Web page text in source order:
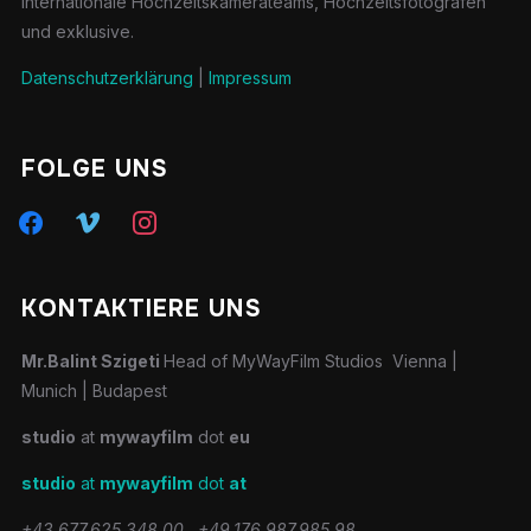
und exklusive.
Datenschutzerklärung Impressum
FOLGE UNS
facebookvimeo instagram
KONTAKTIERE UNS
Mr.Balint Szigeti Head of MyWayFilm Studios Vienna |
Munich | Budapest
studio at mywayfilm dot eu
studio at mywayfilm dot at